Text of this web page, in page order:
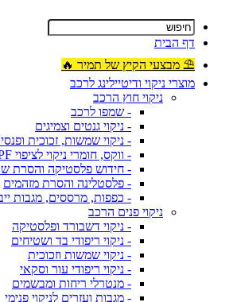
דף הבית
⛱ מבצעי הקיץ של תמיר 🔥
מוצרי ניקוי ודיטיילינג לרכב
ניקוי חוץ הרכב
- שמפו לרכב
- ניקוי גנטים וצמיגים
- ניקוי שמשות, זכוכית
- ווקס, חומרי ניקוי לציפוי PPF, וייניל וצבע מט
- חידוש פלסטיקה והסרת
- פלסטלינה והסרת מזהמים
- כפפות, מרססים, מגבות
ניקוי פנים הרכב
- ניקוי דשבורד ופלסטיקה
- ניקוי ריפודי בד ושטיחים
- ניקוי שמשות וזכוכית
- ניקוי ריפודי עור וסקאי
- מנטרלי ריחות ומבשמים
- מגבות ועזרים לניקוי פנימי